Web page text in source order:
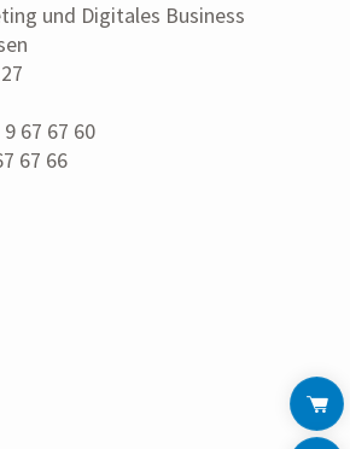
und Digitales Business
67 67 60
67 66